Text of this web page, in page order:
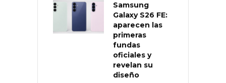
Samsung
Galaxy S26 FE:
aparecen las
primeras
fundas
oficiales y
revelan su
diseño